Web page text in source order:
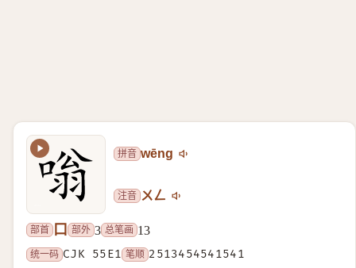
拼音 wēng
注音 ㄨㄥ
部首 口 部外 3 总笔画 13
统一码 CJK 55E1 笔顺 2513454541541